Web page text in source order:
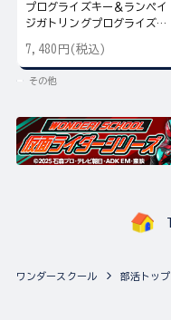
プログライズキー＆ランペイ
ジガトリングプログライズキ
7,480円(税込)
その他
ワンダースクール 部活トップ